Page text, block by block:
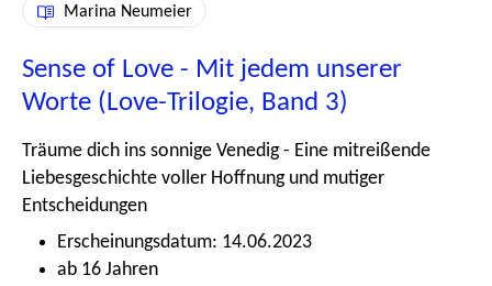
Marina Neumeier
Sense of Love - Mit jedem unserer
Worte (Love-Trilogie, Band 3)
Träume dich ins sonnige Venedig - Eine mitreißende
Liebesgeschichte voller Hoffnung und mutiger
Entscheidungen
Erscheinungsdatum: 14.06.2023
ab 16 Jahren